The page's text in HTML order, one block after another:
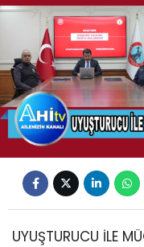
UYUŞTURUCU İLE